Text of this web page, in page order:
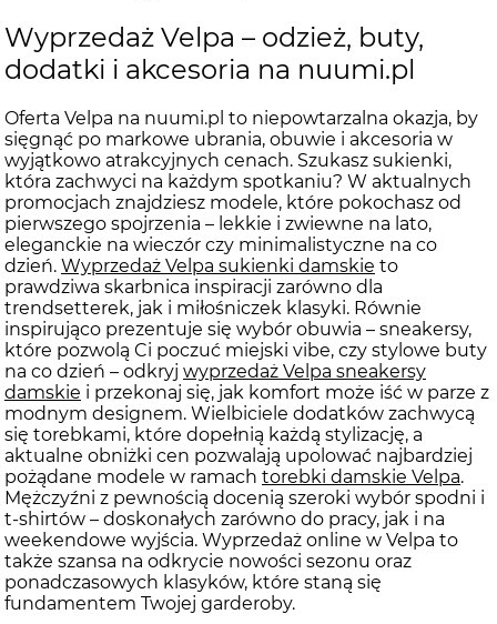
Wyprzedaż Velpa – odzież, buty,
dodatki i akcesoria na nuumi.pl
Oferta Velpa na nuumi.pl to niepowtarzalna okazja, by
sięgnąć po markowe ubrania, obuwie i akcesoria w
wyjątkowo atrakcyjnych cenach. Szukasz sukienki,
która zachwyci na każdym spotkaniu? W aktualnych
promocjach znajdziesz modele, które pokochasz od
pierwszego spojrzenia – lekkie i zwiewne na lato,
eleganckie na wieczór czy minimalistyczne na co
dzień. Wyprzedaż Velpa sukienki damskie to
prawdziwa skarbnica inspiracji zarówno dla
trendsetterek, jak i miłośniczek klasyki. Równie
inspirująco prezentuje się wybór obuwia – sneakersy,
które pozwolą Ci poczuć miejski vibe, czy stylowe buty
na co dzień – odkryj wyprzedaż Velpa sneakersy
damskie i przekonaj się, jak komfort może iść w parze z
modnym designem. Wielbiciele dodatków zachwycą
się torebkami, które dopełnią każdą stylizację, a
aktualne obniżki cen pozwalają upolować najbardziej
pożądane modele w ramach torebki damskie Velpa.
Mężczyźni z pewnością docenią szeroki wybór spodni i
t-shirtów – doskonałych zarówno do pracy, jak i na
weekendowe wyjścia. Wyprzedaż online w Velpa to
także szansa na odkrycie nowości sezonu oraz
ponadczasowych klasyków, które staną się
fundamentem Twojej garderoby.